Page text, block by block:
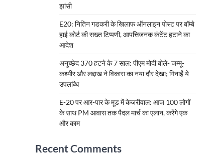
झांसी
E20: नितिन गडकरी के खिलाफ ऑनलाइन पोस्ट पर बॉम्बे
हाई कोर्ट की सख्त टिप्पणी, आपत्तिजनक कंटेंट हटाने का
आदेश
अनुच्छेद 370 हटने के 7 साल: पीएम मोदी बोले- जम्मू-
कश्मीर और लद्दाख ने विकास का नया दौर देखा; गिनाईं ये
उपलब्धि
E-20 पर आर-पार के मूड में केजरीवाल: आज 100 लोगों
के साथ PM आवास तक पैदल मार्च का एलान, करेंगे एक
और काम
Recent Comments